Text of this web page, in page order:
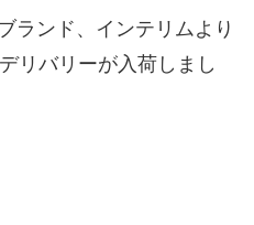
ランド、インテリムより
リバリーが入荷しまし